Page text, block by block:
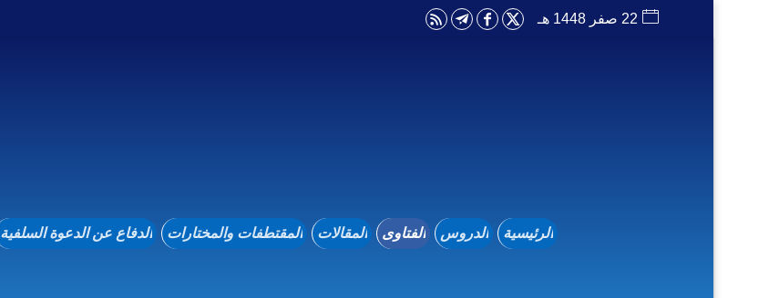
22 صفر 1448 هـ
الرئيسية الدروس الفتاوى المقالات المقتطفات والمختارات الدفاع عن الدعوة السلفية